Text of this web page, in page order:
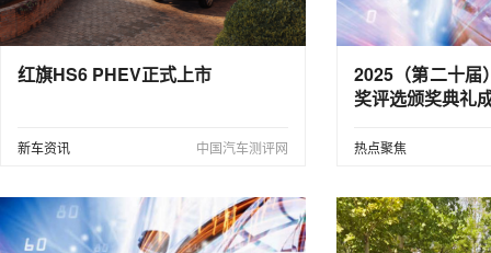
红旗HS6 PHEV正式上市
新车资讯 中国汽车测评网
2025（第二十届
奖评选颁奖典礼
热点聚焦